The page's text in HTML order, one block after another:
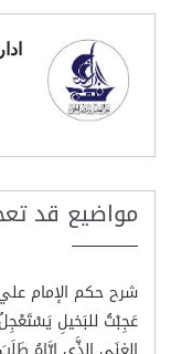
مواضيع قد
عَجِبْتُ للبَخيلِ